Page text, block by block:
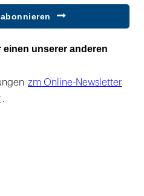
unserer anderen
zm Online-Newsletter
.